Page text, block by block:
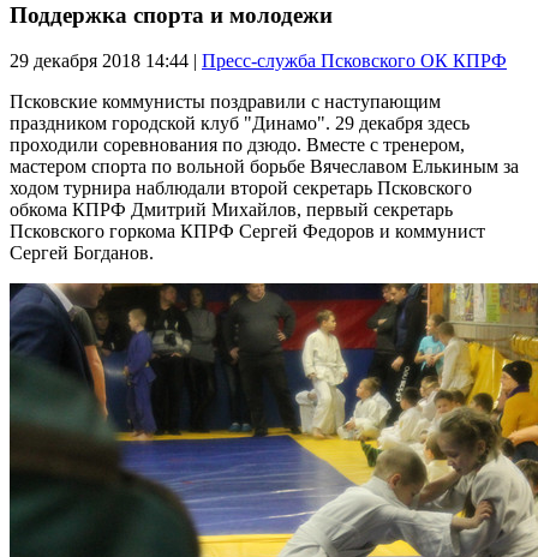
Поддержка спорта и молодежи
29 декабря 2018 14:44 | Пресс-служба Псковского ОК КПРФ
Псковские коммунисты поздравили с наступающим
праздником городской клуб "Динамо". 29 декабря здесь
проходили соревнования по дзюдо. Вместе с тренером,
мастером спорта по вольной борьбе Вячеславом Елькиным за
ходом турнира наблюдали второй секретарь Псковского
обкома КПРФ Дмитрий Михайлов, первый секретарь
Псковского горкома КПРФ Сергей Федоров и коммунист
Сергей Богданов.